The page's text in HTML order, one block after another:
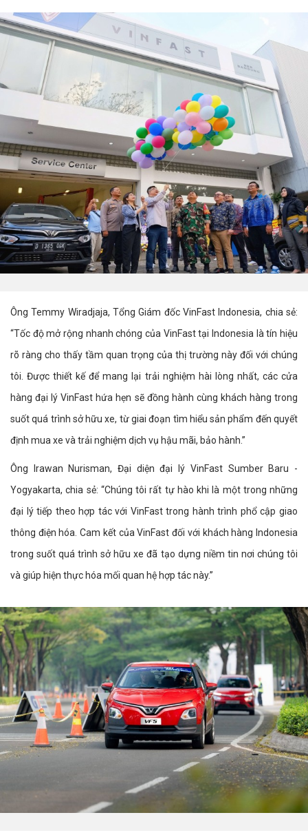
Ông Temmy Wiradjaja, Tổng Giám đốc VinFast Indonesia, chia sẻ:
“Tốc độ mở rộng nhanh chóng của VinFast tại Indonesia là tín hiệu
rõ ràng cho thấy tầm quan trọng của thị trường này đối với chúng
tôi. Được thiết kế để mang lại trải nghiệm hài lòng nhất, các cửa
hàng đại lý VinFast hứa hẹn sẽ đồng hành cùng khách hàng trong
suốt quá trình sở hữu xe, từ giai đoạn tìm hiểu sản phẩm đến quyết
định mua xe và trải nghiệm dịch vụ hậu mãi, bảo hành.”
Ông Irawan Nurisman, Đại diện đại lý VinFast Sumber Baru -
Yogyakarta, chia sẻ: “Chúng tôi rất tự hào khi là một trong những
đại lý tiếp theo hợp tác với VinFast trong hành trình phổ cập giao
thông điện hóa. Cam kết của VinFast đối với khách hàng Indonesia
trong suốt quá trình sở hữu xe đã tạo dựng niềm tin nơi chúng tôi
và giúp hiện thực hóa mối quan hệ hợp tác này.”